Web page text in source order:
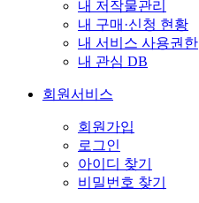
내 저작물관리
내 구매·신청 현황
내 서비스 사용권한
내 관심 DB
회원서비스
회원가입
로그인
아이디 찾기
비밀번호 찾기